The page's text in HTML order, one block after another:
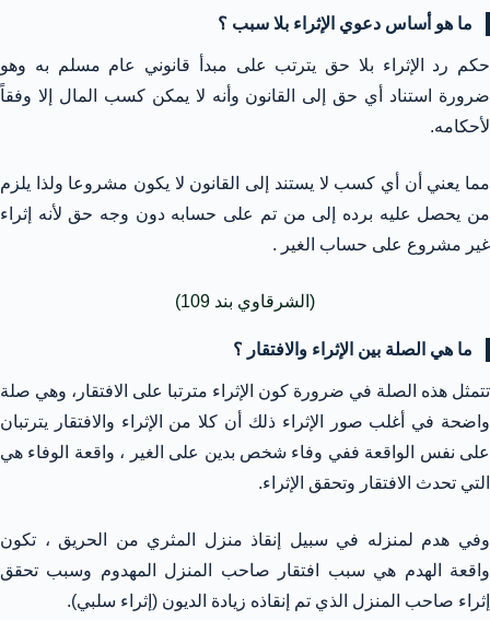
ما هو أساس دعوي الإثراء بلا سبب ؟
حكم رد الإثراء بلا حق يترتب على مبدأ قانوني عام مسلم به وهو
ضرورة استناد أي حق إلى القانون وأنه لا يمكن كسب المال إلا وفقاً
لأحكامه.
مما يعني أن أي كسب لا يستند إلى القانون لا يكون مشروعا ولذا يلزم
من يحصل عليه برده إلى من تم على حسابه دون وجه حق لأنه إثراء
غير مشروع على حساب الغير .
(الشرقاوي بند 109)
ما هي الصلة بين الإثراء والافتقار ؟
تتمثل هذه الصلة في ضرورة كون الإثراء مترتبا على الافتقار، وهي صلة
واضحة في أغلب صور الإثراء ذلك أن كلا من الإثراء والافتقار يترتبان
على نفس الواقعة ففي وفاء شخص بدين على الغير ، واقعة الوفاء هي
التي تحدث الافتقار وتحقق الإثراء.
وفي هدم لمنزله في سبيل إنقاذ منزل المثري من الحريق ، تكون
واقعة الهدم هي سبب افتقار صاحب المنزل المهدوم وسبب تحقق
إثراء صاحب المنزل الذي تم إنقاذه زيادة الديون (إثراء سلبي).